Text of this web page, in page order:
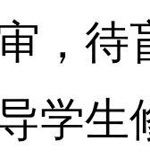
，待
学生